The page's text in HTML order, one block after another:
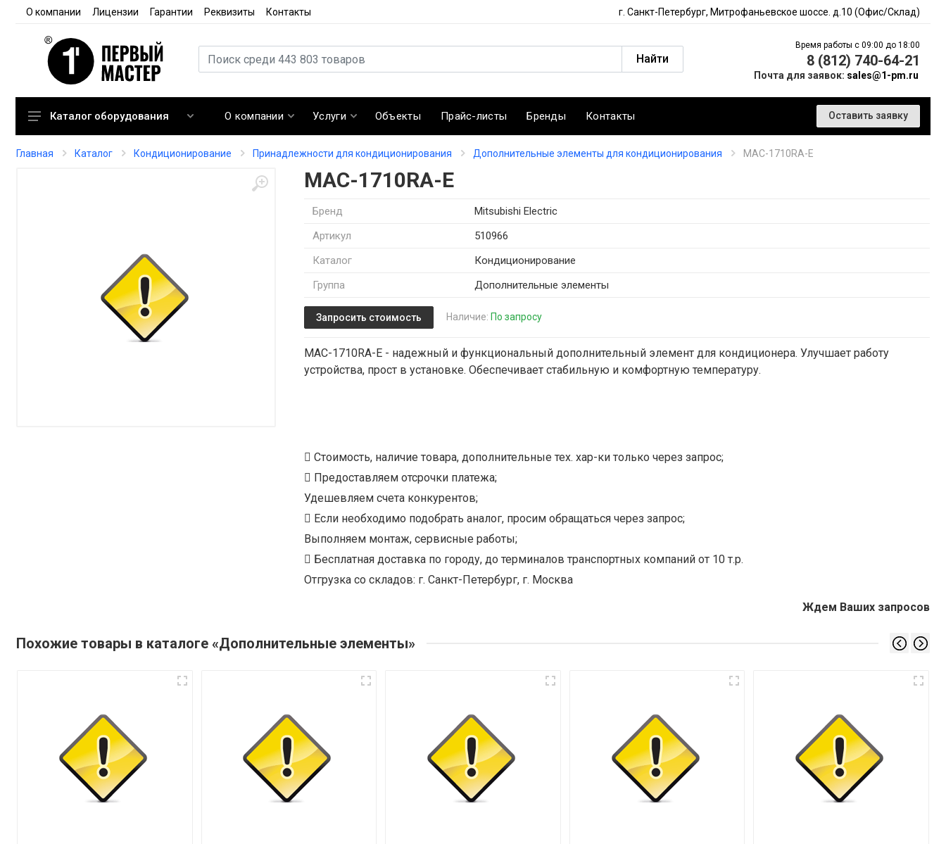
О компании Лицензии Гарантии Реквизиты Контакты г. Санкт-Петербург, Митрофаньевское шоссе. д.10 (Офис/Склад)
Найти
Время работы с 09:00 до 18:00
8 (812) 740-64-21
Почта для заявок: sales@1-pm.ru
Кондиционирование
Расходные материалы
Каталог оборудования О компании Услуги Объекты Прайс-листы Бренды Контакты Оставить заявку
Главная Каталог Кондиционирование Принадлежности для кондиционирования Дополнительные элементы для кондиционирования MAC-1710RA-E
MAC-1710RA-E
Бренд
Mitsubishi Electric
Артикул
510966
Каталог
Кондиционирование
Группа
Дополнительные элементы
Запросить стоимость Наличие: По запросу
MAC-1710RA-E - надежный и функциональный дополнительный элемент для кондиционера. Улучшает работу
устройства, прост в установке. Обеспечивает стабильную и комфортную температуру.
Стоимость, наличие товара, дополнительные тех. хар-ки только через запрос;
Предоставляем отсрочки платежа;
Удешевляем счета конкурентов;
Если необходимо подобрать аналог, просим обращаться через запрос;
Выполняем монтаж, сервисные работы;
Бесплатная доставка по городу, до терминалов транспортных компаний от 10 т.р.
Отгрузка со складов: г. Санкт-Петербург, г. Москва
Ждем Ваших запросов
Похожие товары в каталоге «Дополнительные элементы»